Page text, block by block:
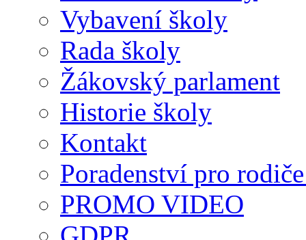
Vybavení školy
Rada školy
Žákovský parlament
Historie školy
Kontakt
Poradenství pro
PROMO VIDEO